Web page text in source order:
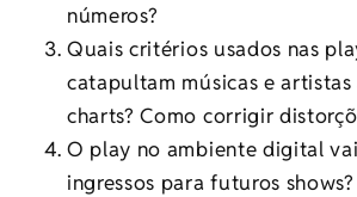
números?
Quais critérios usados nas
catapultam músicas e
charts? Como corrigir
O play no ambiente digital
ingressos para futuros